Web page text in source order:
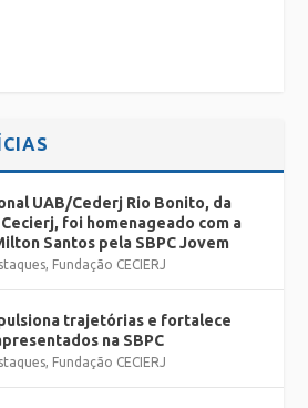
UAB/Cederj Rio Bonito, da
foi homenageado com a
Santos pela SBPC Jovem
, Fundação CECIERJ
trajetórias e fortalece
na SBPC
, Fundação CECIERJ